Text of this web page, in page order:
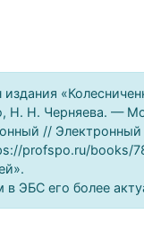
Н. Н. Черняева. —
//
profspo.ru/
ЭБС его более